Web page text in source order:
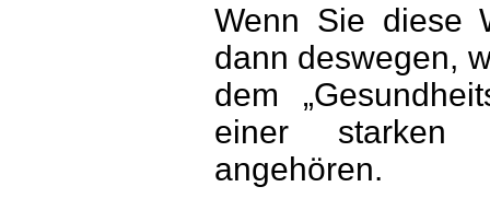
Wenn Sie diese
dann deswegen,
dem
einer starken
angehören.